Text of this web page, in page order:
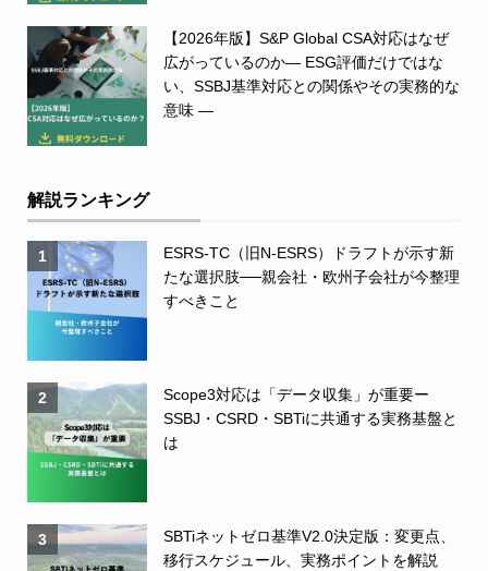
【2026年版】S&P Global CSA対応はなぜ
広がっているのか― ESG評価だけではな
い、SSBJ基準対応との関係やその実務的な
意味 ―
解説ランキング
1
ESRS-TC（旧N-ESRS）ドラフトが示す新
たな選択肢──親会社・欧州子会社が今整理
すべきこと
2
Scope3対応は「データ収集」が重要ー
SSBJ・CSRD・SBTiに共通する実務基盤と
は
3
SBTiネットゼロ基準V2.0決定版：変更点、
移行スケジュール、実務ポイントを解説